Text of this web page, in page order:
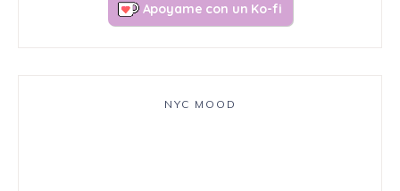
Apoyame con un Ko-fi
NYC MOOD